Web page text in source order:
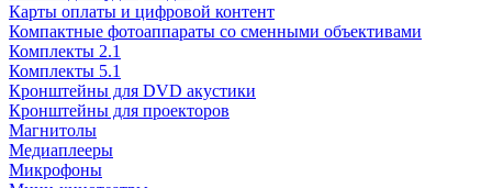
Карты оплаты и цифровой контент
Компактные фотоаппараты со сменными объективами
Комплекты 2.1
Комплекты 5.1
Кронштейны для DVD акустики
Кронштейны для проекторов
Магнитолы
Медиаплееры
Микрофоны